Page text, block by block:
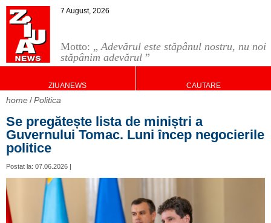
Motto: „Adevărul este stăpânul nostru, nu noi
stăpânim adevărul ”
7 August, 2026
ZIUANEWS CAUTARE
home Politica
Se pregătește lista de miniștri a
Guvernului Tomac. Luni încep negocierile
politice
Postat la: 07.06.2026 |